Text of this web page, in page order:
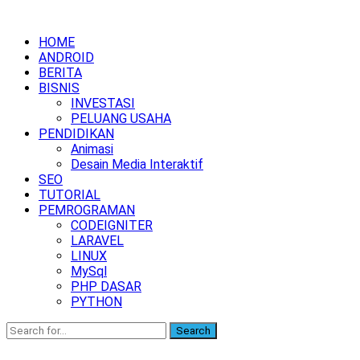
HOME
ANDROID
BERITA
BISNIS
INVESTASI
PELUANG USAHA
PENDIDIKAN
Animasi
Desain Media Interaktif
SEO
TUTORIAL
PEMROGRAMAN
CODEIGNITER
LARAVEL
LINUX
MySql
PHP DASAR
PYTHON
Search